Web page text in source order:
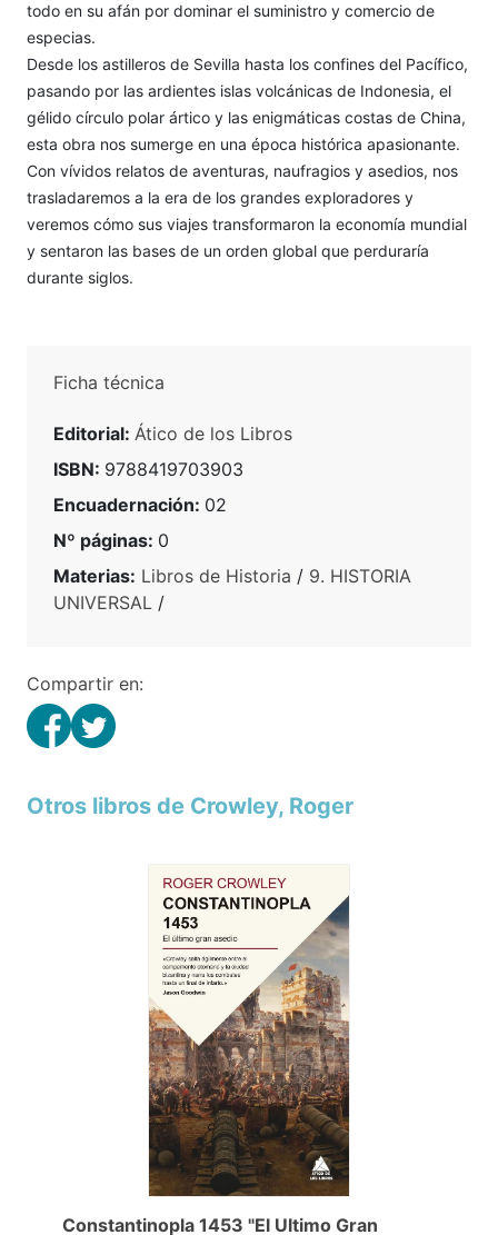
todo en su afán por dominar el suministro y comercio de
especias.
Desde los astilleros de Sevilla hasta los confines del Pacífico,
pasando por las ardientes islas volcánicas de Indonesia, el
gélido círculo polar ártico y las enigmáticas costas de China,
esta obra nos sumerge en una época histórica apasionante.
Con vívidos relatos de aventuras, naufragios y asedios, nos
trasladaremos a la era de los grandes exploradores y
veremos cómo sus viajes transformaron la economía mundial
y sentaron las bases de un orden global que perduraría
durante siglos.
Ficha técnica
Editorial: Ático de los Libros
ISBN: 9788419703903
Encuadernación: 02
Nº páginas: 0
Materias: Libros de Historia / 9. HISTORIA
UNIVERSAL /
Compartir en:
Otros libros de Crowley, Roger
Constantinopla 1453 "El Ultimo Gran